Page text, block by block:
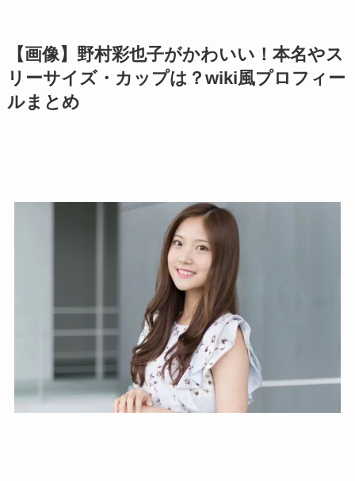
【画像】野村彩也子がかわいい！本名やス
リーサイズ・カップは？wiki風プロフィー
ルまとめ